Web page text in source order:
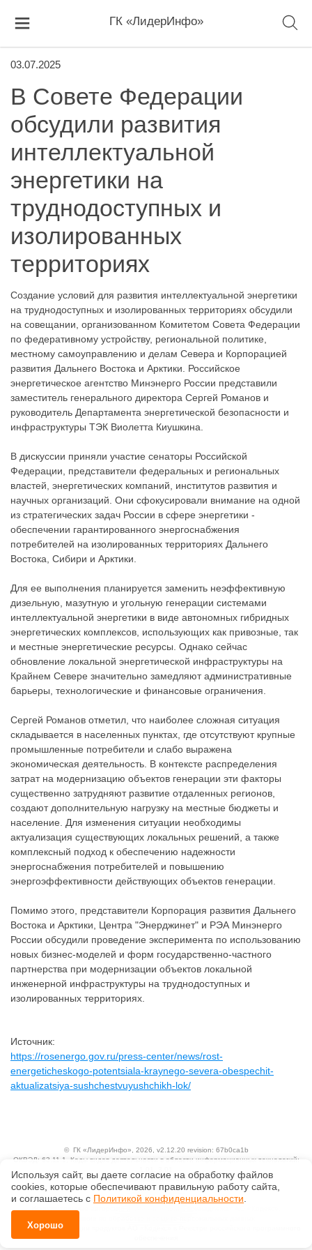
ГК «ЛидерИнфо»
03.07.2025
В Совете Федерации
обсудили развития
интеллектуальной
энергетики на
труднодоступных и
изолированных
территориях
Создание условий для развития интеллектуальной энергетики
на труднодоступных и изолированных территориях обсудили
на совещании, организованном Комитетом Совета Федерации
по федеративному устройству, региональной политике,
местному самоуправлению и делам Севера и Корпорацией
развития Дальнего Востока и Арктики. Российское
энергетическое агентство Минэнерго России представили
заместитель генерального директора Сергей Романов и
руководитель Департамента энергетической безопасности и
инфраструктуры ТЭК Виолетта Киушкина.
В дискуссии приняли участие сенаторы Российской
Федерации, представители федеральных и региональных
властей, энергетических компаний, институтов развития и
научных организаций. Они сфокусировали внимание на одной
из стратегических задач России в сфере энергетики -
обеспечении гарантированного энергоснабжения
потребителей на изолированных территориях Дальнего
Востока, Сибири и Арктики.
Для ее выполнения планируется заменить неэффективную
дизельную, мазутную и угольную генерации системами
интеллектуальной энергетики в виде автономных гибридных
энергетических комплексов, использующих как привозные, так
и местные энергетические ресурсы. Однако сейчас
обновление локальной энергетической инфраструктуры на
Крайнем Севере значительно замедляют административные
барьеры, технологические и финансовые ограничения.
Сергей Романов отметил, что наиболее сложная ситуация
складывается в населенных пунктах, где отсутствуют крупные
промышленные потребители и слабо выражена
экономическая деятельность. В контексте распределения
затрат на модернизацию объектов генерации эти факторы
существенно затрудняют развитие отдаленных регионов,
создают дополнительную нагрузку на местные бюджеты и
население. Для изменения ситуации необходимы
актуализация существующих локальных решений, а также
комплексный подход к обеспечению надежности
энергоснабжения потребителей и повышению
энергоэффективности действующих объектов генерации.
Помимо этого, представители Корпорация развития Дальнего
Востока и Арктики, Центра "Энерджинет" и РЭА Минэнерго
России обсудили проведение эксперимента по использованию
новых бизнес-моделей и форм государственно-частного
партнерства при модернизации объектов локальной
инженерной инфраструктуры на труднодоступных и
изолированных территориях.
Источник:
https://rosenergo.gov.ru/press-center/news/rost-
energeticheskogo-potentsiala-kraynego-severa-obespechit-
aktualizatsiya-sushchestvuyushchikh-lok/
© ГК «ЛидерИнфо» , 2026, v2.12.20 revision: 67b0ca1b
ОКВЭД: 63.11.1, Коды видов деятельности в области информационных технологий:
Ценовая политика
Технологии
Справка о регистрации продуктов АО «Кодекс» в Реестре российского программного
Используя сайт, вы даете согласие на обработку файлов
сооkiеs, которые обеспечивают правильную работу сайта,
и соглашаетесь с Политикой конфиденциальности.
Хорошо